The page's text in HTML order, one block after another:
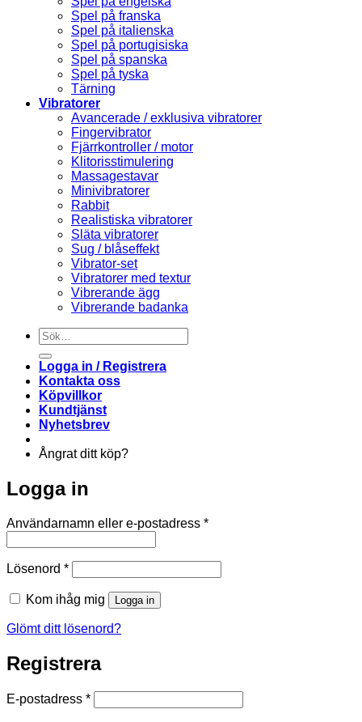
Spel på franska
Spel på italienska
Spel på portugisiska
Spel på spanska
Spel på tyska
Tärning
Vibratorer
Avancerade / exklusiva vibratorer
Fingervibrator
Fjärrkontroller / motor
Klitorisstimulering
Massagestavar
Minivibratorer
Rabbit
Realistiska vibratorer
Släta vibratorer
Sug / blåseffekt
Vibrator-set
Vibratorer med textur
Vibrerande ägg
Vibrerande badanka
Sök
efter:
Logga in / Registrera
Kontakta oss
Köpvillkor
Kundtjänst
Nyhetsbrev
Ångrat ditt köp?
Logga in
Användarnamn eller e-postadress *Obligatoriskt
Lösenord *Obligatoriskt
Kom ihåg mig Logga in
Glömt ditt lösenord?
Registrera
E-postadress *Obligatoriskt